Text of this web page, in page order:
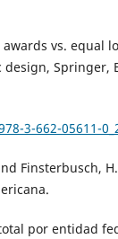
awards vs. equal
design, Springer,
3-662-05611-
Finsterbusch,
por entidad